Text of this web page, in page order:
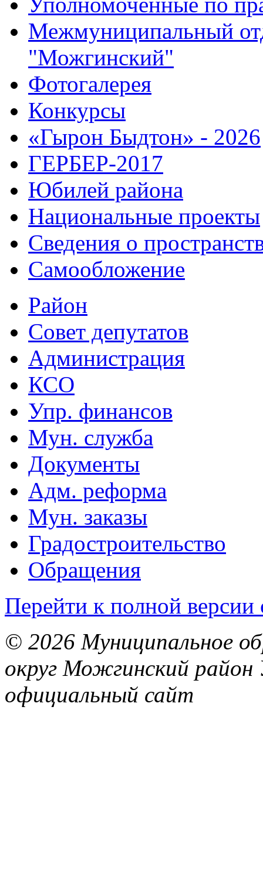
Межмуниципальный
"Можгинский"
Фотогалерея
Конкурсы
«Гырон Быдтон» - 2026
ГЕРБЕР-2017
Юбилей района
Национальные проекты
Сведения о
Самообложение
Район
Совет депутатов
Администрация
КСО
Упр. финансов
Мун. служба
Документы
Адм. реформа
Мун. заказы
Градостроительство
Обращения
Перейти к полной версии
© 2026 Муниципальное
округ Можгинский район
официальный сайт